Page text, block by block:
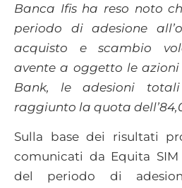
Banca Ifis ha reso noto
periodo di adesione
acquisto e scambio
avente a oggetto le
Bank, le adesioni totali
raggiunto la quota
Sulla base dei risultati
comunicati da Equita SIM
del periodo di